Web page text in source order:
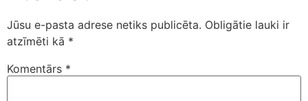
Jūsu e-pasta adrese netiks publicēta. Obligātie lauki ir
atzīmēti kā *
Komentārs *